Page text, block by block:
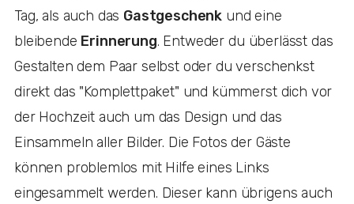
Tag, als auch das Gastgeschenk und eine
bleibende Erinnerung. Entweder du überlässt das
Gestalten dem Paar selbst oder du verschenkst
direkt das "Komplettpaket" und kümmerst dich vor
der Hochzeit auch um das Design und das
Einsammeln aller Bilder. Die Fotos der Gäste
können problemlos mit Hilfe eines Links
eingesammelt werden. Dieser kann übrigens auch